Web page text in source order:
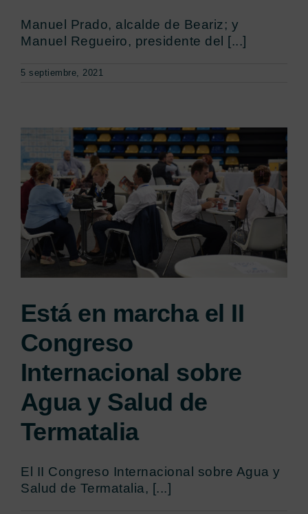
Manuel Prado, alcalde de Beariz; y
Manuel Regueiro, presidente del [...]
5 septiembre, 2021
Está en marcha el II
Congreso
Internacional sobre
Agua y Salud de
Termatalia
El II Congreso Internacional sobre Agua y
Salud de Termatalia, [...]